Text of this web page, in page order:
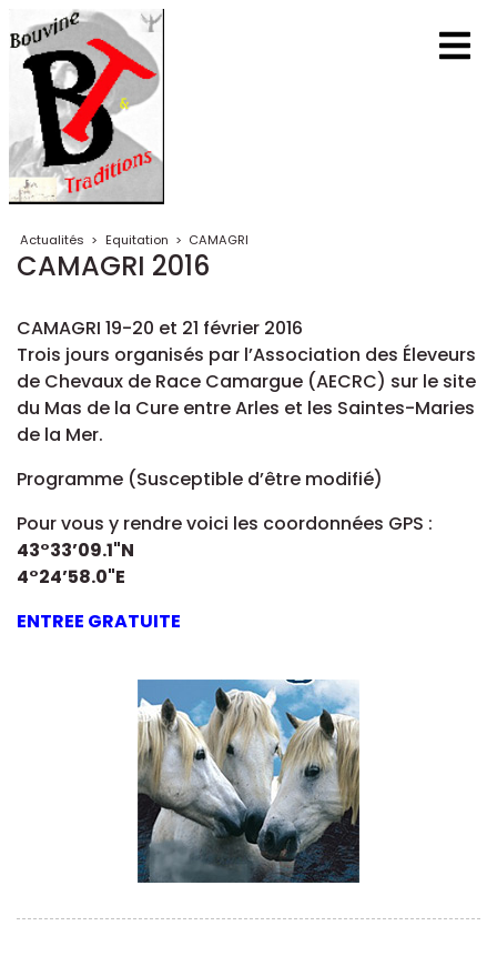
Actualités > Equitation > CAMAGRI
CAMAGRI 2016
CAMAGRI 19-20 et 21 février 2016
Trois jours organisés par l’Association des Éleveurs
de Chevaux de Race Camargue (AECRC) sur le site
du Mas de la Cure entre Arles et les Saintes-Maries
de la Mer.
Programme (Susceptible d’être modifié)
Pour vous y rendre voici les coordonnées GPS :
43°33’09.1"N
4°24’58.0"E
ENTREE GRATUITE